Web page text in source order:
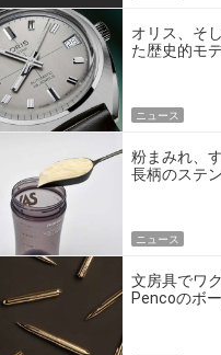
オリス、そ
た歴史的モ
ニュース
粉まみれ、
長柄のステ
ニュース
文房具でワ
Pencoのボ